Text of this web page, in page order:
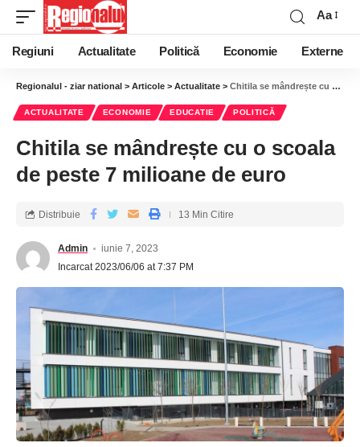
Aa
Regiuni Actualitate Politică Economie Externe
Regionalul - ziar national > Articole > Actualitate > Chitila se mândrește cu o scoala de peste 7 milioane de euro
ACTUALITATE ECONOMIE EDUCATIE POLITICĂ
Chitila se mândrește cu o scoala
de peste 7 milioane de euro
Admin
iunie 7, 2023
Incarcat 2023/06/06 at 7:37 PM
Distribuie 13 Min Citire